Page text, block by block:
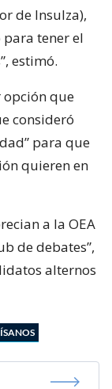
de Insulza),
tener el
estimó.
opción que
consideró
para que
quieren en
a la OEA
de debates”,
alternos